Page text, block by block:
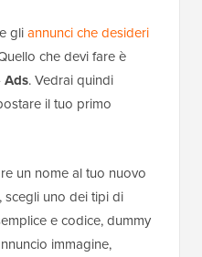
gliannunci che desideri
che devi fare è
Ads. Vedrai quindi
il tuo primo
un nome al tuo nuovo
scegli uno dei tipi di
e codice, dummy
immagine,